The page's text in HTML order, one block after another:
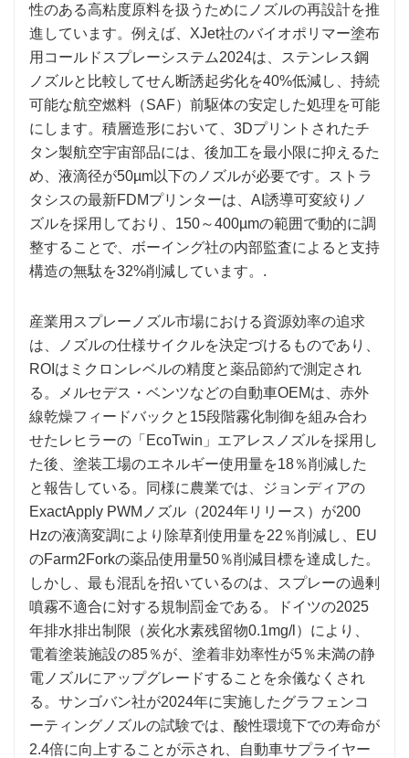
性のある高粘度原料を扱うためにノズルの再設計を推
進しています。例えば、XJet社のバイオポリマー塗布
用コールドスプレーシステム2024は、ステンレス鋼
ノズルと比較してせん断誘起劣化を40%低減し、持続
可能な航空燃料（SAF）前駆体の安定した処理を可能
にします。積層造形において、3Dプリントされたチ
タン製航空宇宙部品には、後加工を最小限に抑えるた
め、液滴径が50µm以下のノズルが必要です。ストラ
タシスの最新FDMプリンターは、AI誘導可変絞りノ
ズルを採用しており、150～400µmの範囲で動的に調
整することで、ボーイング社の内部監査によると支持
構造の無駄を32%削減しています。.
産業用スプレーノズル市場における資源効率の追求
は、ノズルの仕様サイクルを決定づけるものであり、
ROIはミクロンレベルの精度と薬品節約で測定され
る。メルセデス・ベンツなどの自動車OEMは、赤外
線乾燥フィードバックと15段階霧化制御を組み合わ
せたレヒラーの「EcoTwin」エアレスノズルを採用し
た後、塗装工場のエネルギー使用量を18％削減した
と報告している。同様に農業では、ジョンディアの
ExactApply PWMノズル（2024年リリース）が200
Hzの液滴変調により除草剤使用量を22％削減し、EU
のFarm2Forkの薬品使用量50％削減目標を達成した。
しかし、最も混乱を招いているのは、スプレーの過剰
噴霧不適合に対する規制罰金である。ドイツの2025
年排水排出制限（炭化水素残留物0.1mg/l）により、
電着塗装施設の85％が、塗着非効率性が5％未満の静
電ノズルにアップグレードすることを余儀なくされ
る。サンゴバン社が2024年に実施したグラフェンコ
ーティングノズルの試験では、酸性環境下での寿命が
2.4倍に向上することが示され、自動車サプライヤー